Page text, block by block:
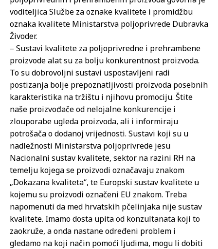
voditeljica Službe za oznake kvalitete i promidžbu
oznaka kvalitete Ministarstva poljoprivrede Dubravka
Živoder.
– Sustavi kvalitete za poljoprivredne i prehrambene
proizvode alat su za bolju konkurentnost proizvoda.
To su dobrovoljni sustavi uspostavljeni radi
postizanja bolje prepoznatljivosti proizvoda posebnih
karakteristika na tržištu i njihovu promociju. Štite
naše proizvođače od nelojalne konkurencije i
zlouporabe ugleda proizvoda, ali i informiraju
potrošača o dodanoj vrijednosti. Sustavi koji su u
nadležnosti Ministarstva poljoprivrede jesu
Nacionalni sustav kvalitete, sektor na razini RH na
temelju kojega se proizvodi označavaju znakom
„Dokazana kvaliteta“, te Europski sustav kvalitete u
kojemu su proizvodi označeni EU znakom. Treba
napomenuti da med hrvatskih pčelinjaka nije sustav
kvalitete. Imamo dosta upita od konzultanata koji to
zaokruže, a onda nastane određeni problem i
gledamo na koji način pomoći ljudima, mogu li dobiti